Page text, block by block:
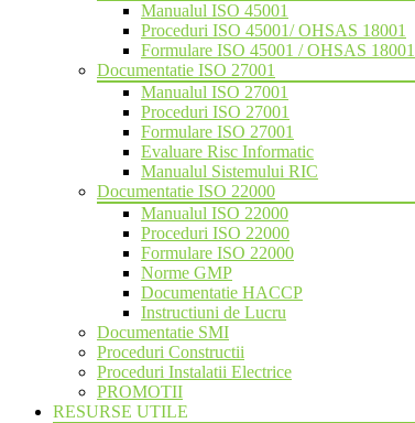
Manualul ISO 45001
Proceduri ISO 45001/ OHSAS 18001
Formulare ISO 45001 / OHSAS 18001
Documentatie ISO 27001
Manualul ISO 27001
Proceduri ISO 27001
Formulare ISO 27001
Evaluare Risc Informatic
Manualul Sistemului RIC
Documentatie ISO 22000
Manualul ISO 22000
Proceduri ISO 22000
Formulare ISO 22000
Norme GMP
Documentatie HACCP
Instructiuni de Lucru
Documentatie SMI
Proceduri Constructii
Proceduri Instalatii Electrice
PROMOTII
RESURSE UTILE